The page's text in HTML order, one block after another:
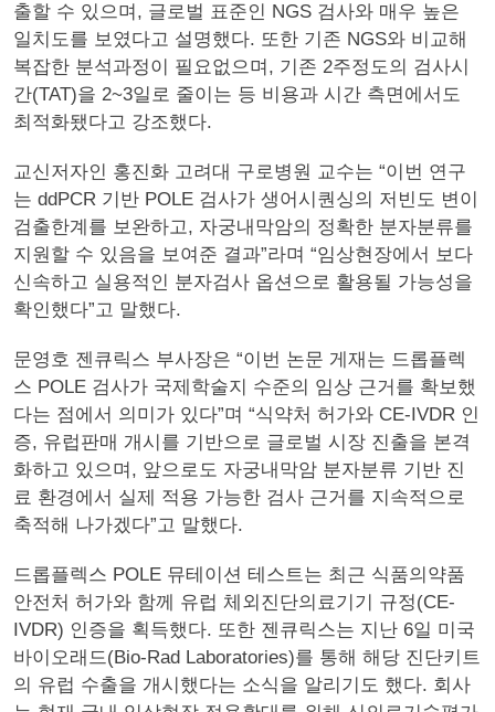
출할 수 있으며, 글로벌 표준인 NGS 검사와 매우 높은
일치도를 보였다고 설명했다. 또한 기존 NGS와 비교해
복잡한 분석과정이 필요없으며, 기존 2주정도의 검사시
간(TAT)을 2~3일로 줄이는 등 비용과 시간 측면에서도
최적화됐다고 강조했다.
교신저자인 홍진화 고려대 구로병원 교수는 “이번 연구
는 ddPCR 기반 POLE 검사가 생어시퀀싱의 저빈도 변이
검출한계를 보완하고, 자궁내막암의 정확한 분자분류를
지원할 수 있음을 보여준 결과”라며 “임상현장에서 보다
신속하고 실용적인 분자검사 옵션으로 활용될 가능성을
확인했다”고 말했다.
문영호 젠큐릭스 부사장은 “이번 논문 게재는 드롭플렉
스 POLE 검사가 국제학술지 수준의 임상 근거를 확보했
다는 점에서 의미가 있다”며 “식약처 허가와 CE-IVDR 인
증, 유럽판매 개시를 기반으로 글로벌 시장 진출을 본격
화하고 있으며, 앞으로도 자궁내막암 분자분류 기반 진
료 환경에서 실제 적용 가능한 검사 근거를 지속적으로
축적해 나가겠다”고 말했다.
드롭플렉스 POLE 뮤테이션 테스트는 최근 식품의약품
안전처 허가와 함께 유럽 체외진단의료기기 규정(CE-
IVDR) 인증을 획득했다. 또한 젠큐릭스는 지난 6일 미국
바이오래드(Bio-Rad Laboratories)를 통해 해당 진단키트
의 유럽 수출을 개시했다는 소식을 알리기도 했다. 회사